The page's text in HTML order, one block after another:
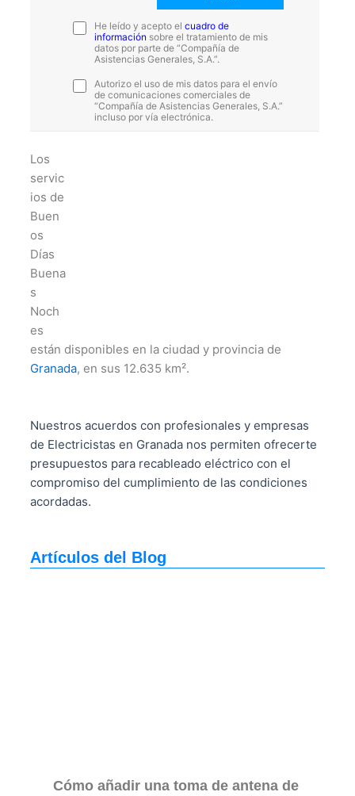
He leído y acepto elcuadro de
información sobre el tratamiento de mis
datos por parte de “Compañía de
Asistencias Generales, S.A.”.
Autorizo el uso de mis datos para el envío
de comunicaciones comerciales de
“Compañía de Asistencias Generales, S.A.”
incluso por vía electrónica.
Los
servic
ios de
Buen
os
Días
Buena
s
Noch
es
están disponibles en la ciudad y provincia de
Granada, en sus 12.635 km².
Nuestros acuerdos con profesionales y empresas
de Electricistas en Granada nos permiten ofrecerte
presupuestos para recableado eléctrico con el
compromiso del cumplimiento de las condiciones
acordadas.
Artículos del Blog
Cómo añadir una toma de antena de